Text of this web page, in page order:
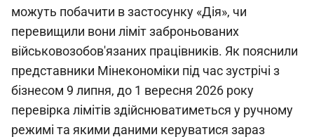
можуть побачити в застосунку «Дія», чи
перевищили вони ліміт заброньованих
військовозобов'язаних працівників. Як пояснили
представники Мінекономіки під час зустрічі з
бізнесом 9 липня, до 1 вересня 2026 року
перевірка лімітів здійснюватиметься у ручному
режимі та якими даними керуватися зараз